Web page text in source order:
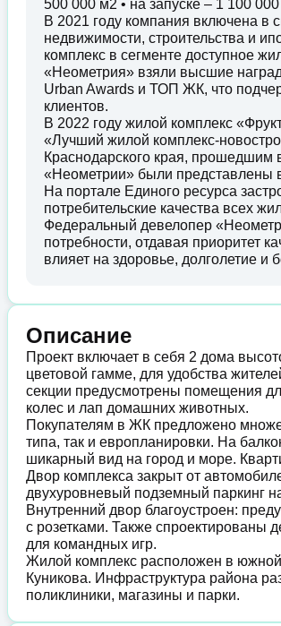
500 000 м2 • на запуске – 1 100
В 2021 году компания включена в
недвижимости, строительства и
комплекс в сегменте доступное
«Неометрия» взяли высшие
Urban Awards и ТОП ЖК, что
клиентов.
В 2022 году жилой комплекс
«Лучший жилой комплекс-
Краснодарского края, прошедшим
«Неометрии» были представлены
На портале Единого ресурса
потребительские качества всех
Федеральный девелопер
потребности, отдавая приоритет
влияет на здоровье, долголетие и
Описание
Проект включает в себя 2 дома
цветовой гамме, для удобства
секции предусмотрены помещения
колес и лап домашних животных.
Покупателям в ЖК предложено
типа, так и европланировки. На
шикарный вид на город и море.
Двор комплекса закрыт от
двухуровневый подземный паркинг
Внутренний двор благоустроен:
с розетками. Также спроектированы
для командных игр.
Жилой комплекс расположен в
Куникова. Инфраструктура района
поликлиники, магазины и парки.